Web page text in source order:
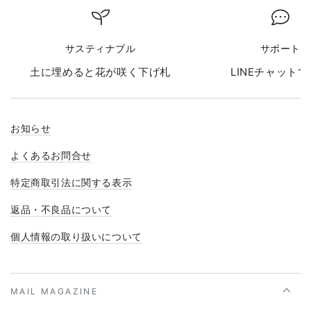
サスティナブル
土に埋めると花が咲く下げ札
サポート
LINEチャット
お知らせ
よくあるお問合せ
特定商取引法に関する表示
返品・不良品について
個人情報の取り扱いについて
MAIL MAGAZINE